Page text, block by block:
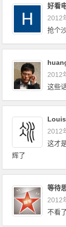
好看
2012
抢个
2012
这些
2012
这才
辉了
等待
2012
不看